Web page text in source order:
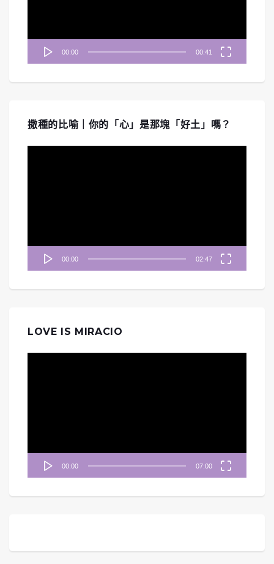
00:00 00:41
撒種的比喻｜你的「心」是那塊「好土」嗎？
00:00 02:47
LOVE IS MIRACIO
00:00 07:00